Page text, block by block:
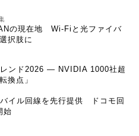
の現在地 Wi-Fiと光ファイバ
択肢に
ンド2026 ― NVIDIA 1000社超
換点」
イル回線を先行提供 ドコモ回
始